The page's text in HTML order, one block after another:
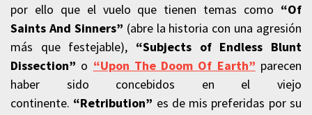
por ello que el vuelo que tienen temas como “Of
Saints And Sinners” (abre la historia con una agresión
más que festejable), “Subjects of Endless Blunt
Dissection” o “Upon The Doom Of Earth” parecen
haber sido concebidos en el viejo
continente. “Retribution” es de mis preferidas por su